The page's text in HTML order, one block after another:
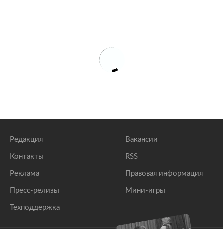
Редакция
Контакты
Реклама
Пресс-релизы
Техподдержка
Вакансии
RSS
Правовая информация
Мини-игры